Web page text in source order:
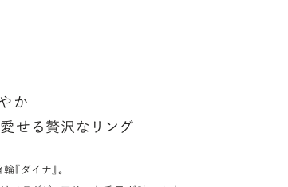
か
せる贅沢なリング
ダイナ』。